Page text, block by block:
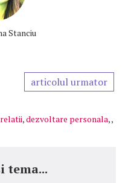
Stanciu
articolul urmator
relatii,dezvoltare personala,,
tema...